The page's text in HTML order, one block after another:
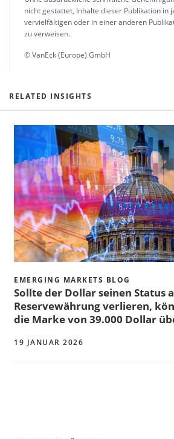
nicht gestattet, Inhalte dieser Publikation in
vervielfältigen oder in einer anderen
zu verweisen.
© VanEck (Europe) GmbH
RELATED INSIGHTS
EMERGING MARKETS BLOG
Sollte der Dollar seinen Status
Reservewährung verlieren,
die Marke von 39.000 Dollar
19 JANUAR 2026